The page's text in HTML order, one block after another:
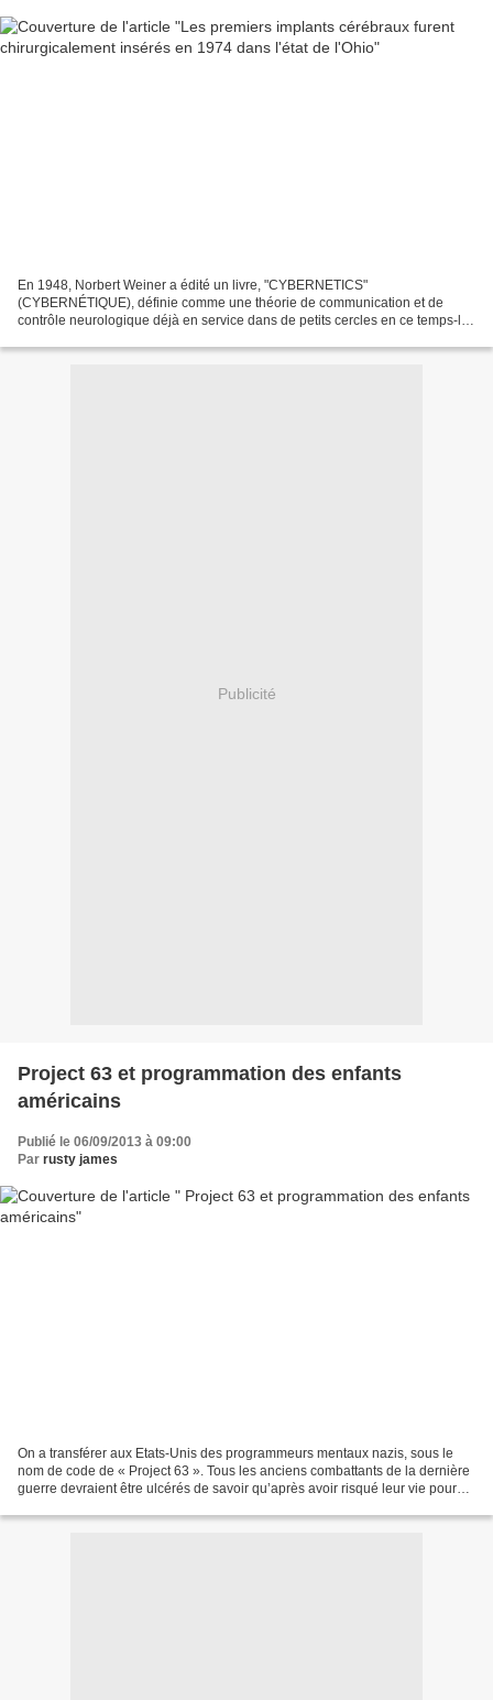
En 1948, Norbert Weiner a édité un livre, "CYBERNETICS"
(CYBERNÉTIQUE), définie comme une théorie de communication et de
contrôle neurologique déjà en service dans de petits cercles en ce temps-là.
Publicité
Project 63 et programmation des enfants
américains
Publié le 06/09/2013 à 09:00
Par rusty james
On a transférer aux Etats-Unis des programmeurs mentaux nazis, sous le
nom de code de « Project 63 ». Tous les anciens combattants de la dernière
guerre devraient être ulcérés de savoir qu’après avoir risqué leur vie pour